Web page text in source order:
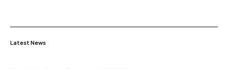
Latest News